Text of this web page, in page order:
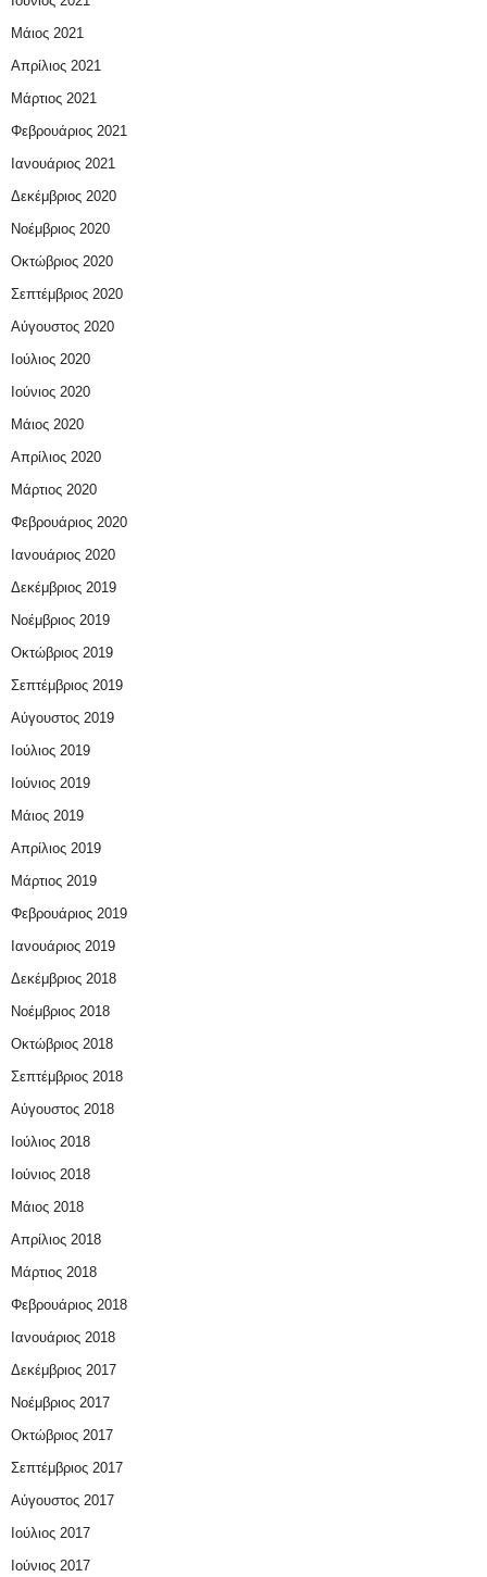
Μάιος 2021
Απρίλιος 2021
Μάρτιος 2021
Φεβρουάριος 2021
Ιανουάριος 2021
Δεκέμβριος 2020
Νοέμβριος 2020
Οκτώβριος 2020
Σεπτέμβριος 2020
Αύγουστος 2020
Ιούλιος 2020
Ιούνιος 2020
Μάιος 2020
Απρίλιος 2020
Μάρτιος 2020
Φεβρουάριος 2020
Ιανουάριος 2020
Δεκέμβριος 2019
Νοέμβριος 2019
Οκτώβριος 2019
Σεπτέμβριος 2019
Αύγουστος 2019
Ιούλιος 2019
Ιούνιος 2019
Μάιος 2019
Απρίλιος 2019
Μάρτιος 2019
Φεβρουάριος 2019
Ιανουάριος 2019
Δεκέμβριος 2018
Νοέμβριος 2018
Οκτώβριος 2018
Σεπτέμβριος 2018
Αύγουστος 2018
Ιούλιος 2018
Ιούνιος 2018
Μάιος 2018
Απρίλιος 2018
Μάρτιος 2018
Φεβρουάριος 2018
Ιανουάριος 2018
Δεκέμβριος 2017
Νοέμβριος 2017
Οκτώβριος 2017
Σεπτέμβριος 2017
Αύγουστος 2017
Ιούλιος 2017
Ιούνιος 2017